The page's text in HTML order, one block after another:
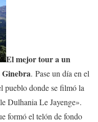
El mejor tour a un
Ginebra. Pase un día en el
pueblo donde se filmó la
Dulhania Le Jayenge».
formó el telón de fondo